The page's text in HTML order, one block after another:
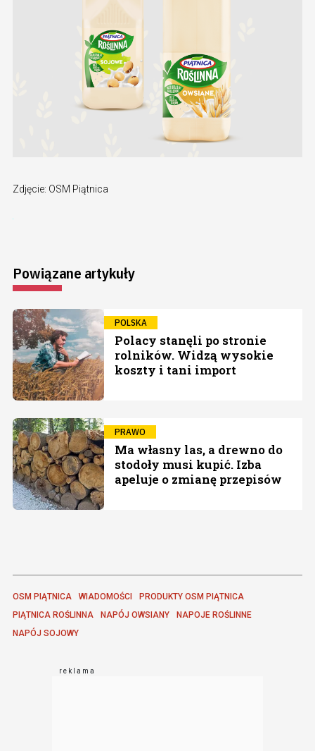
Zdjęcie: OSM Piątnica
Powiązane artykuły
POLSKA
Polacy stanęli po stronie
rolników. Widzą wysokie
koszty i tani import
PRAWO
Ma własny las, a drewno do
stodoły musi kupić. Izba
apeluje o zmianę przepisów
OSM PIĄTNICA WIADOMOŚCI
PRODUKTY OSM PIĄTNICA
PIĄTNICA ROŚLINNA
NAPÓJ OWSIANY
NAPOJE ROŚLINNE
NAPÓJ SOJOWY